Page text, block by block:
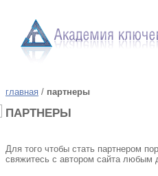
главная / партнеры
ПАРТНЕРЫ
Для того чтобы стать партнером
свяжитесь с автором сайта любым